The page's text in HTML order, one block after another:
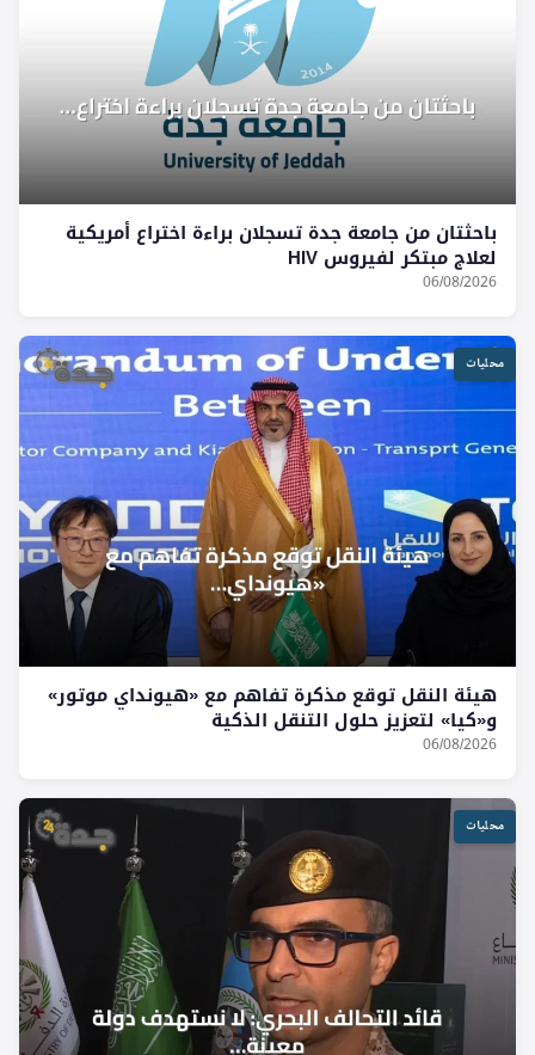
باحثتان من جامعة جدة تسجلان براءة اختراع أمريكية
لعلاج مبتكر لفيروس HIV
06/08/2026
محليات
هيئة النقل توقع مذكرة تفاهم مع «هيونداي موتور»
و«كيا» لتعزيز حلول التنقل الذكية
06/08/2026
محليات